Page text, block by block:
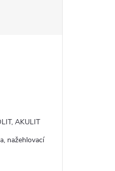
AKULIT
nažehlovací